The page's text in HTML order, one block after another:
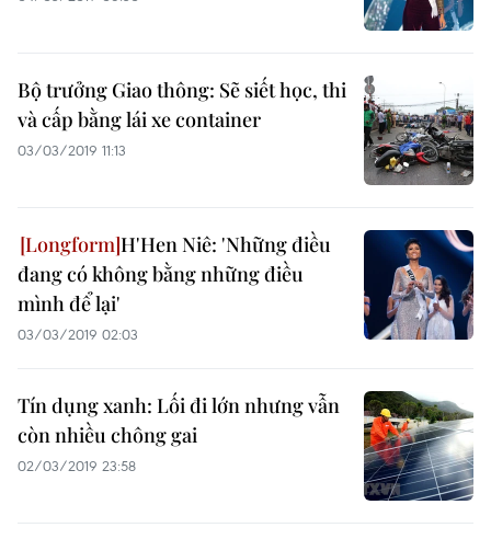
Bộ trưởng Giao thông: Sẽ siết học, thi
và cấp bằng lái xe container
03/03/2019 11:13
H'Hen Niê: 'Những điều
đang có không bằng những điều
mình để lại'
03/03/2019 02:03
Tín dụng xanh: Lối đi lớn nhưng vẫn
còn nhiều chông gai
02/03/2019 23:58